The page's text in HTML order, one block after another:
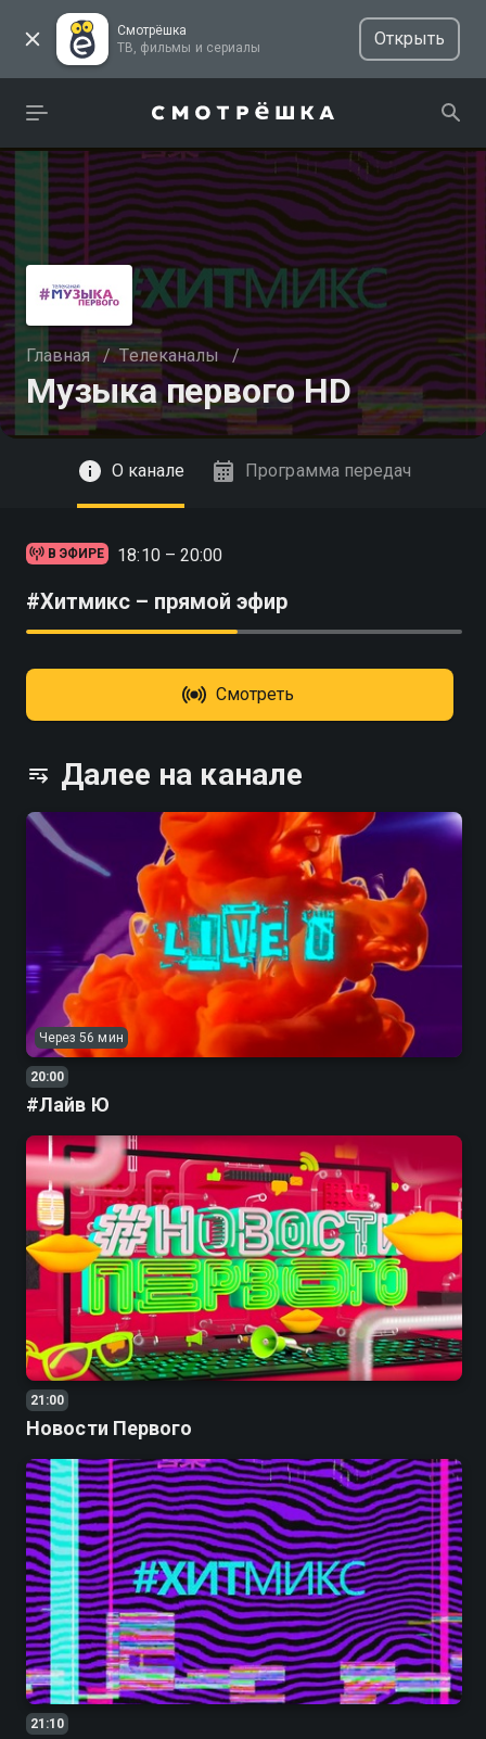
Смотрёшка
ТВ, фильмы и сериалы
Открыть
Главная / Телеканалы /
Музыка первого HD
Смотреть
О канале Программа передач
В ЭФИРЕ 18:10 – 20:00
#Хитмикс – прямой эфир
Смотреть
Далее на канале
Через 56 мин
20:00
#Лайв Ю
21:00
Новости Первого
21:10